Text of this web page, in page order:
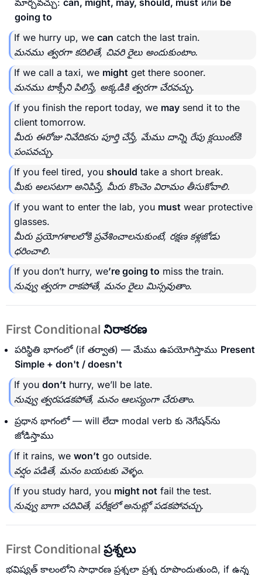
going to
If we hurry up, we can catch the last train.
మనము త్వరగా కదిలితే, చివరి రైలు అందుకుంటాం.
If we call a taxi, we might get there sooner.
మనము టాక్సీని పిలిస్తే, అక్కడికి త్వరగా చేరవచ్చు.
If you finish the report today, we may send it to the
client tomorrow.
మీరు ఈరోజు నివేదికను పూర్తి చేస్తే, మేము దాన్ని రేపు క్లయింట్‌కి
పంపవచ్చు.
If you feel tired, you should take a short break.
మీకు అలసటగా అనిపిస్తే, మీరు కొంచెం విరామం తీసుకోవాలి.
If you want to enter the lab, you must wear protective
glasses.
మీరు ప్రయోగశాలలోకి ప్రవేశించాలనుకుంటే, రక్షణ కళ్లజోడు
ధరించాలి.
If you don’t hurry, we’re going to miss the train.
నువ్వు త్వరగా రాకపోతే, మనం రైలు మిస్సవుతాం.
First Conditional నిరాకరణ
పరిస్థితి భాగంలో (if తర్వాత) — మేము ఉపయోగిస్తాము Present
Simple + don't / doesn't
If you don’t hurry, we’ll be late.
నువ్వు త్వరపడకపోతే, మనం ఆలస్యంగా చేరుతాం.
ప్రధాన భాగంలో — will లేదా modal verb కు నెగేషన్‌ను
జోడిస్తాము
If it rains, we won’t go outside.
వర్షం పడితే, మనం బయటకు వెళ్ళం.
If you study hard, you might not fail the test.
నువ్వు బాగా చదివితే, పరీక్షలో అనుట్లో పడకపోవచ్చు.
First Conditional ప్రశ్నలు
భవిష్యత్ కాలంలోని సాధారణ ప్రశ్నలా ప్రశ్న రూపొందుతుంది, if ఉన్న